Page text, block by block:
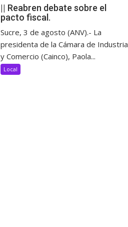
|| Reabren debate sobre el
pacto fiscal.
Sucre, 3 de agosto (ANV).- La
presidenta de la Cámara de Industria
y Comercio (Cainco), Paola...
Local